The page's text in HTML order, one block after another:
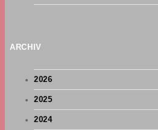
ARCHIV
2026
2025
2024